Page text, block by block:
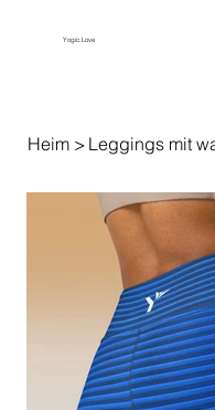
Yogic.Love
Heim > Leggings mit